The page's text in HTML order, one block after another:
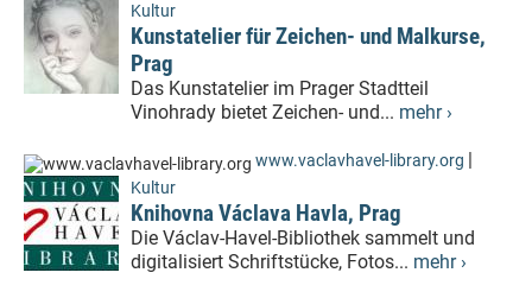
Kultur
Kunstatelier für Zeichen- und Malkurse,
Prag
Das Kunstatelier im Prager Stadtteil
Vinohrady bietet Zeichen- und... mehr ›
www.vaclavhavel-library.org |
Kultur
Knihovna Václava Havla, Prag
Die Václav-Havel-Bibliothek sammelt und
digitalisiert Schriftstücke, Fotos... mehr ›